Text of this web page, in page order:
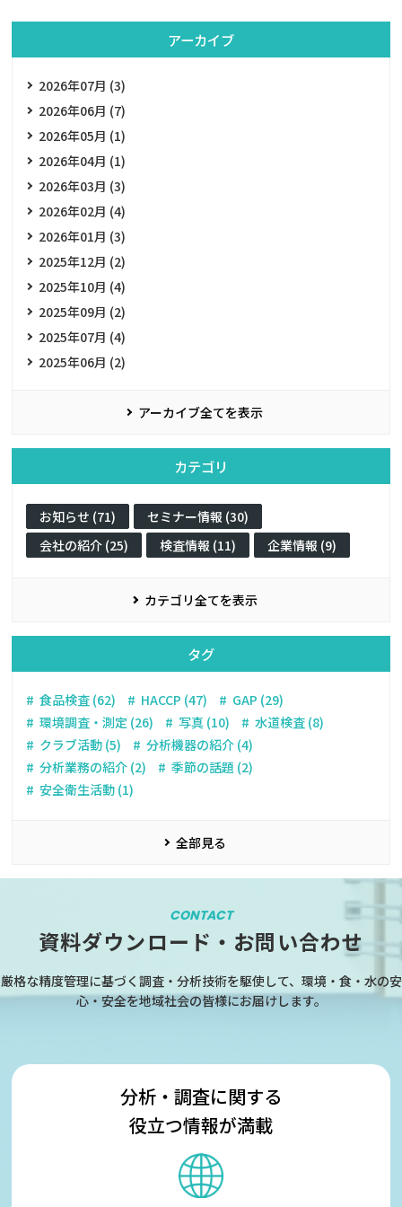
アーカイブ
2026年07月 (3)
2026年06月 (7)
2026年05月 (1)
2026年04月 (1)
2026年03月 (3)
2026年02月 (4)
2026年01月 (3)
2025年12月 (2)
2025年10月 (4)
2025年09月 (2)
2025年07月 (4)
2025年06月 (2)
アーカイブ全てを表示
カテゴリ
お知らせ (71)
セミナー情報 (30)
会社の紹介 (25)
検査情報 (11) 企業情報 (9)
カテゴリ全てを表示
タグ
食品検査 (62) HACCP (47)
GAP (29)
環境調査・測定 (26)
写真 (10)
水道検査 (8)
クラブ活動 (5)
分析機器の紹介 (4)
分析業務の紹介 (2)
季節の話題 (2)
安全衛生活動 (1)
全部見る
CONTACT
資料ダウンロード・お問い合わせ
厳格な精度管理に基づく調査・分析技術を駆使して、環境・食・水の安
心・安全を地域社会の皆様にお届けします。
分析・調査に関する
役立つ情報が満載